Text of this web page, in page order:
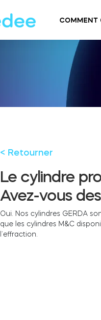
COMMENT
< Retourner
Le cylindre
Avez-vous
Oui. Nos cylindres GERDA
que les cylindres M&C
l’effraction.